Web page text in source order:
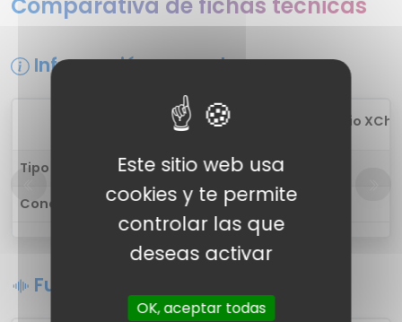
Información general
Boult Audio
Tipo de auricular
in-ear
Conectividad
Inalámbrica
Funciones de sonido
Este sitio web usa
cookies y te permite
controlar las que
deseas activar
OK, aceptar todas